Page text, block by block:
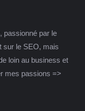
passionné par le
sur le SEO, mais
loin au business et
mes passions =>